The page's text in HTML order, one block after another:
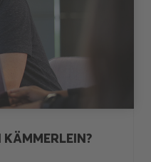
KÄMMERLEIN?